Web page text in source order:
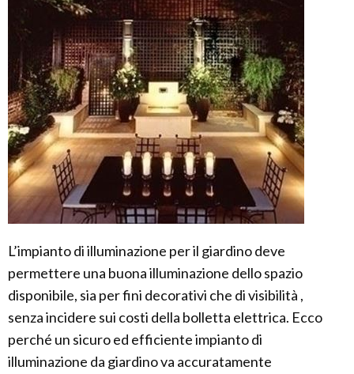
L’impianto di illuminazione per il giardino deve
permettere una buona illuminazione dello spazio
disponibile, sia per fini decorativi che di visibilità ,
senza incidere sui costi della bolletta elettrica. Ecco
perché un sicuro ed efficiente impianto di
illuminazione da giardino va accuratamente